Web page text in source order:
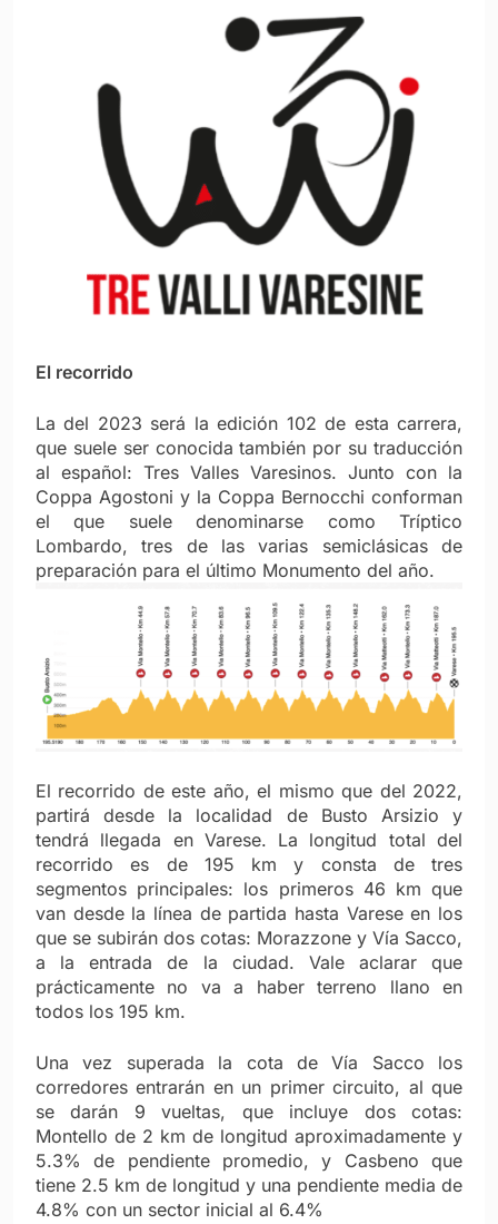
El recorrido
La del 2023 será la edición 102 de esta carrera,
que suele ser conocida también por su traducción
al español: Tres Valles Varesinos. Junto con la
Coppa Agostoni y la Coppa Bernocchi conforman
el que suele denominarse como Tríptico
Lombardo, tres de las varias semiclásicas de
preparación para el último Monumento del año.
El recorrido de este año, el mismo que del 2022,
partirá desde la localidad de Busto Arsizio y
tendrá llegada en Varese. La longitud total del
recorrido es de 195 km y consta de tres
segmentos principales: los primeros 46 km que
van desde la línea de partida hasta Varese en los
que se subirán dos cotas: Morazzone y Vía Sacco,
a la entrada de la ciudad. Vale aclarar que
prácticamente no va a haber terreno llano en
todos los 195 km.
Una vez superada la cota de Vía Sacco los
corredores entrarán en un primer circuito, al que
se darán 9 vueltas, que incluye dos cotas:
Montello de 2 km de longitud aproximadamente y
5.3% de pendiente promedio, y Casbeno que
tiene 2.5 km de longitud y una pendiente media de
4.8% con un sector inicial al 6.4%